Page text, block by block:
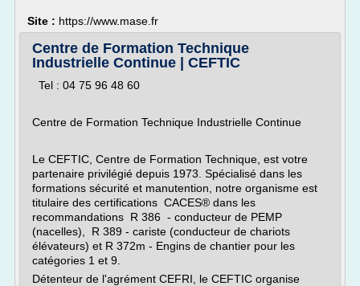
Site : https://www.mase.fr
Centre de Formation Technique
Industrielle Continue | CEFTIC
Tel : 04 75 96 48 60
Centre de Formation Technique Industrielle Continue
Le CEFTIC, Centre de Formation Technique, est votre
partenaire privilégié depuis 1973. Spécialisé dans les
formations sécurité et manutention, notre organisme est
titulaire des certifications CACES® dans les
recommandations R 386 - conducteur de PEMP
(nacelles), R 389 - cariste (conducteur de chariots
élévateurs) et R 372m - Engins de chantier pour les
catégories 1 et 9.
Détenteur de l'agrément CEFRI, le CEFTIC organise